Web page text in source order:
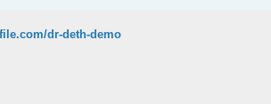
dr-deth-demo